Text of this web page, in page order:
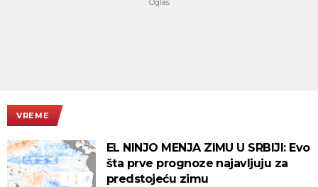
VREME
EL NINJO MENJA ZIMU U SRBIJI: Evo
šta prve prognoze najavljuju za
predstojeću zimu